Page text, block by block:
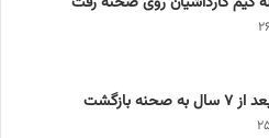
صحنه بازگشت